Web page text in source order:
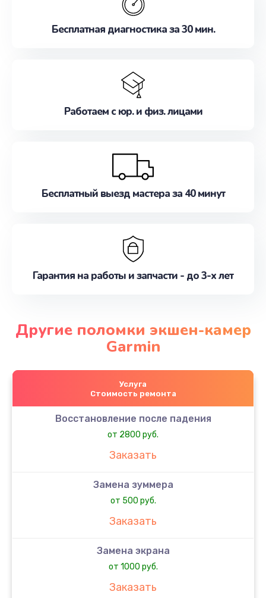
Бесплатная диагностика за 30 мин.
Работаем с юр. и физ. лицами
Бесплатный выезд мастера за 40 минут
Гарантия на работы и запчасти - до 3-х лет
Другие поломки экшен-камер
Garmin
Услуга
Стоимость ремонта
Восстановление после падения
от 2800 руб.
Заказать
Замена зуммера
от 500 руб.
Заказать
Замена экрана
от 1000 руб.
Заказать